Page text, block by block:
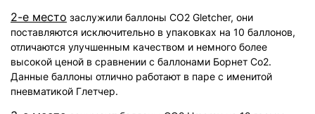
2-е место заслужили баллоны СО2 Gletcher, они
поставляются исключительно в упаковках на 10 баллонов,
отличаются улучшенным качеством и немного более
высокой ценой в сравнении с баллонами Борнет Со2.
Данные баллоны отлично работают в паре с именитой
пневматикой Глетчер.